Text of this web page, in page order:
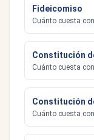
Fideicomiso
Cuánto cuesta
Constitución
Cuánto cuesta
Constitución
Cuánto cuesta